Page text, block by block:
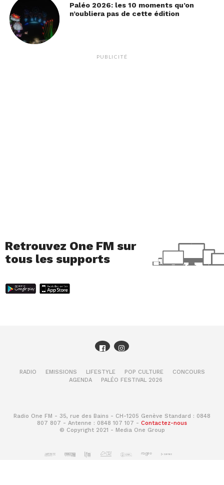
Paléo 2026: les 10 moments qu’on
n’oubliera pas de cette édition
PUBLICITÉ
Retrouvez One FM sur
tous les supports
RADIO EMISSIONS LIFESTYLE POP CULTURE
CONCOURS
AGENDA
PALÉO FESTIVAL 2026
Radio One FM - 35, rue des Bains - CH-1205 Genève Standard : 0848
807 807 - Antenne : 0848 107 107 - Contactez-nous
© Copyright 2021 - Media One Group